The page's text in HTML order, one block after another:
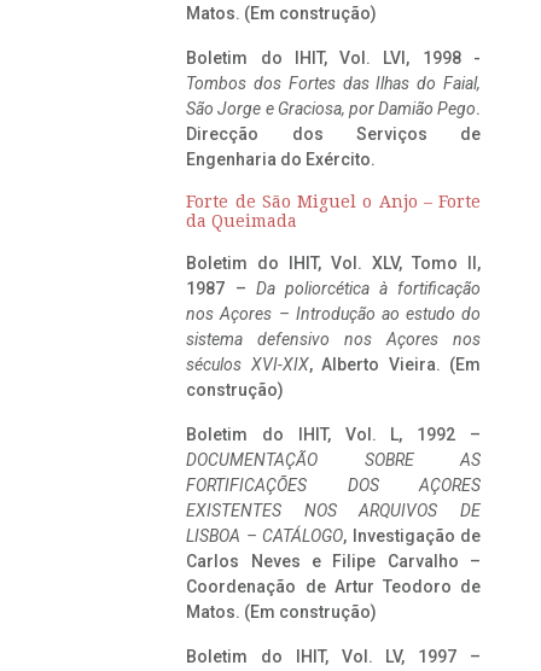
Matos. (Em construção)
Boletim do IHIT, Vol. LVI, 1998 -
Tombos dos Fortes das Ilhas do Faial,
São Jorge e Graciosa, por Damião Pego.
Direcção dos Serviços de
Engenharia do Exército.
Forte de São Miguel o Anjo – Forte
da Queimada
Boletim do IHIT, Vol. XLV, Tomo II,
1987 – Da poliorcética à fortificação
nos Açores – Introdução ao estudo do
sistema defensivo nos Açores nos
séculos XVI-XIX, Alberto Vieira. (Em
construção)
Boletim do IHIT, Vol. L, 1992 –
DOCUMENTAÇÃO SOBRE AS
FORTIFICAÇÕES DOS AÇORES
EXISTENTES NOS ARQUIVOS DE
LISBOA – CATÁLOGO, Investigação de
Carlos Neves e Filipe Carvalho –
Coordenação de Artur Teodoro de
Matos. (Em construção)
Boletim do IHIT, Vol. LV, 1997 –